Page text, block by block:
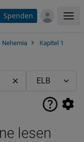
Spenden
Nehemia
Kapitel 1
lesen